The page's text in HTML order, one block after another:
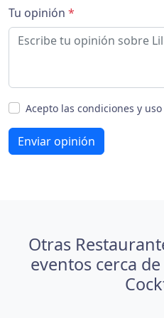
Tu opinión *
Acepto las condiciones y
Enviar opinión
Otras
eventos cerca